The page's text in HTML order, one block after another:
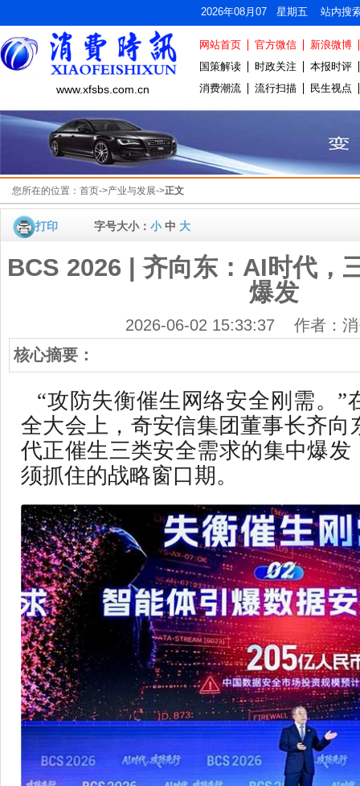
2026年08月07 星期五 站内搜
www.xfsbs.com.cn
网站首页 官方微信
新浪微博
国策解读
时政关注
本报时评
消费潮流
流行扫描 民生视点
您所在的位置： 首页->产业与发展->正文
打印 字号大小： 小中 大
BCS 2026 | 齐向东：AI时代，
爆发
2026-06-02 15:33:37 作者：消
核心摘要：
“攻防失衡催生网络安全刚需。”
全大会上，奇安信集团董事长齐
代正催生三类安全需求的集中爆发
须抓住的战略窗口期。